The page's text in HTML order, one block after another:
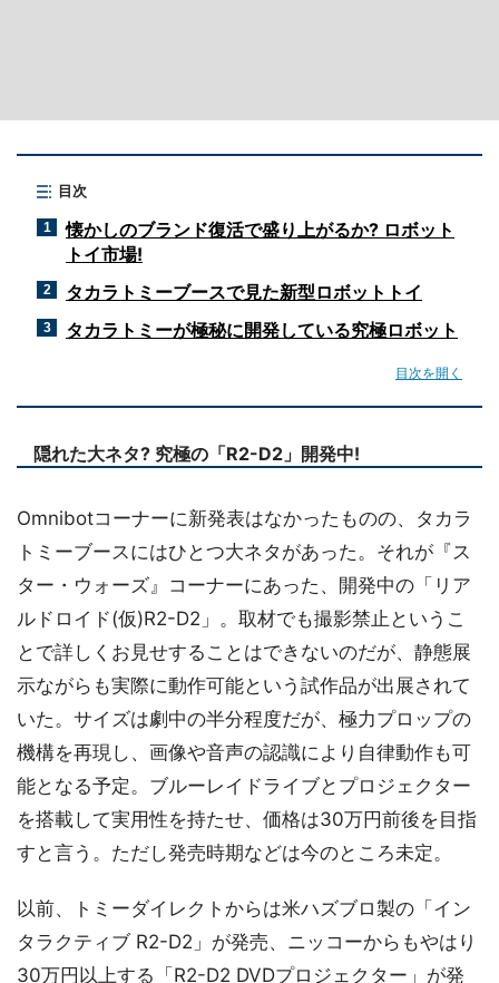
目次
1
懐かしのブランド復活で盛り上がるか? ロボット
トイ市場!
2 タカラトミーブースで見た新型ロボットトイ
3 タカラトミーが極秘に開発している究極ロボット
目次を開く
隠れた大ネタ? 究極の「R2-D2」開発中!
Omnibotコーナーに新発表はなかったものの、タカラ
トミーブースにはひとつ大ネタがあった。それが『ス
ター・ウォーズ』コーナーにあった、開発中の「リア
ルドロイド(仮)R2-D2」。取材でも撮影禁止というこ
とで詳しくお見せすることはできないのだが、静態展
示ながらも実際に動作可能という試作品が出展されて
いた。サイズは劇中の半分程度だが、極力プロップの
機構を再現し、画像や音声の認識により自律動作も可
能となる予定。ブルーレイドライブとプロジェクター
を搭載して実用性を持たせ、価格は30万円前後を目指
すと言う。ただし発売時期などは今のところ未定。
以前、トミーダイレクトからは米ハズブロ製の「イン
タラクティブ R2-D2」が発売、ニッコーからもやはり
30万円以上する「R2-D2 DVDプロジェクター」が発